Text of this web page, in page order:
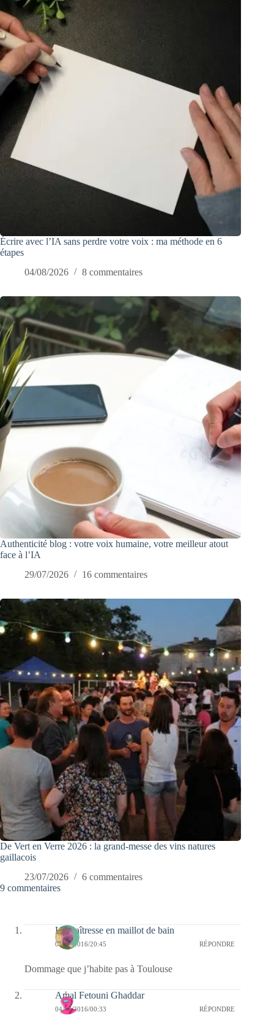
Écrire avec l’IA sans perdre votre voix : ma méthode en 6
étapes
04/08/2026
8 commentaires
Authenticité blog : votre voix humaine, votre meilleur atout
face à l’IA
29/07/2026
16 commentaires
De Vert en Verre 2026 : la grand-messe des vins natures
gaillacois
23/07/2026
6 commentaires
9 commentaires
La maîtresse en maillot de bain
05/07/2016/20:45 RÉPONDRE
Dommage que j’habite pas à Toulouse
Amal Fetouni Ghaddar
04/07/2016/00:33 RÉPONDRE